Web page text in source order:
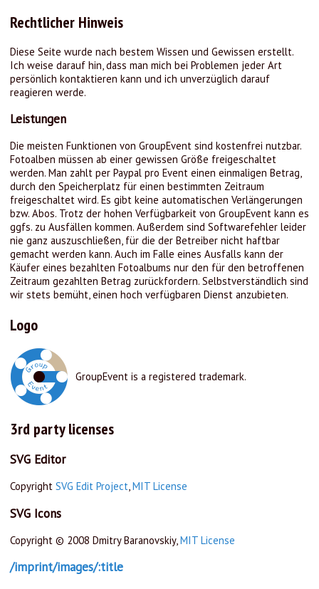
Rechtlicher Hinweis
Diese Seite wurde nach bestem Wissen und Gewissen erstellt.
Ich weise darauf hin, dass man mich bei Problemen jeder Art
persönlich kontaktieren kann und ich unverzüglich darauf
reagieren werde.
Leistungen
Die meisten Funktionen von GroupEvent sind kostenfrei nutzbar.
Fotoalben müssen ab einer gewissen Größe freigeschaltet
werden. Man zahlt per Paypal pro Event einen einmaligen Betrag,
durch den Speicherplatz für einen bestimmten Zeitraum
freigeschaltet wird. Es gibt keine automatischen Verlängerungen
bzw. Abos. Trotz der hohen Verfügbarkeit von GroupEvent kann es
ggfs. zu Ausfällen kommen. Außerdem sind Softwarefehler leider
nie ganz auszuschließen, für die der Betreiber nicht haftbar
gemacht werden kann. Auch im Falle eines Ausfalls kann der
Käufer eines bezahlten Fotoalbums nur den für den betroffenen
Zeitraum gezahlten Betrag zurückfordern. Selbstverständlich sind
wir stets bemüht, einen hoch verfügbaren Dienst anzubieten.
Logo
GroupEvent is a registered trademark.
3rd party licenses
SVG Editor
Copyright SVG Edit Project,MIT License
SVG Icons
Copyright © 2008 Dmitry Baranovskiy, MIT License
/imprint/images/:title